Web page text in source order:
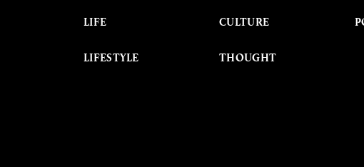
LIFE
LIFESTYLE
CULTURE
THOUGHT